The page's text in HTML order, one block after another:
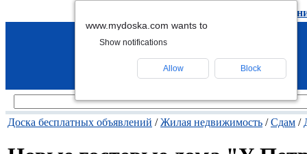
удалить
Доска бесплатных объявлений /Жилая недвижимость /Сдам /
www.mydoska.com wants to
Show notifications
Allow Block